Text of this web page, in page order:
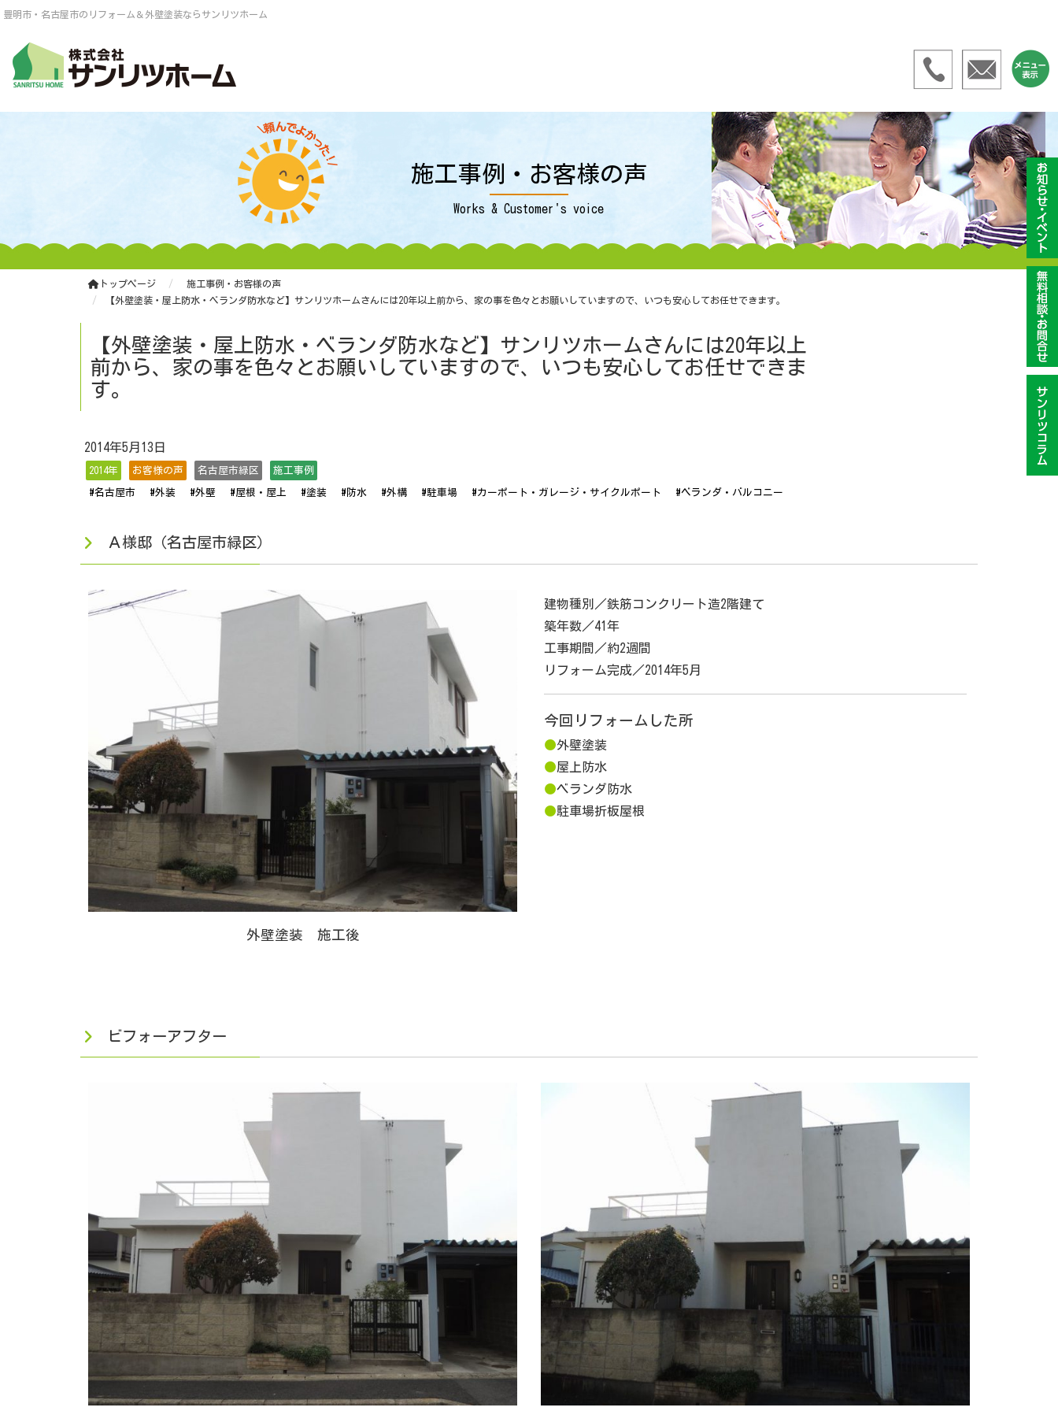
豊明市・名古屋市のリフォーム＆外壁塗装ならサンリツホーム
施工事例・お客様の声
Works & Customer's voice
トップページ
施工事例・お客様の声
【外壁塗装・屋上防水・ベランダ防水など】サンリツホームさんには20年以上前から、家の事を色々とお願いしていますので、いつも安心してお任せできます。
【外壁塗装・屋上防水・ベランダ防水など】サンリツホームさんには20年以上
前から、家の事を色々とお願いしていますので、いつも安心してお任せできま
す。
2014年5月13日
2014年 お客様の声 名古屋市緑区 施工事例
#名古屋市 #外装 #外壁 #屋根・屋上 #塗装 #防水 #外構 #駐車場 #カーポート・ガレージ・サイクルポート #ベランダ・バルコニー
Ａ様邸（名古屋市緑区）
外壁塗装 施工後
建物種別／鉄筋コンクリート造2階建て
築年数／41年
工事期間／約2週間
リフォーム完成／2014年5月
今回リフォームした所
●外壁塗装
●屋上防水
●ベランダ防水
●駐車場折板屋根
ビフォーアフター